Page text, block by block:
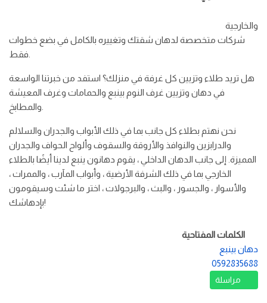
والخارجية
شركات متخصصة لدهان شقتك وتغييره بالكامل في بضع خطوات
هل تريد طلاء وتزيين كل غرفة في منزلك؟ استفد من خبرتنا الواسعة
في دهان وتزيين غرف النوم بينبع والحمامات وغرف المعيشة
نحن نهتم بطلاء كل جانب بما في ذلك الأبواب والجدران والسلالم
والدرابزين والنوافذ والأروقة والسقوف وألواح الحواف والجدران
المميزة. إلى جانب الدهان الداخلي ، يقوم دهانون ينبع لدينا أيضًا بالطلاء
الخارجي بما في ذلك الشرفة الأرضية ، وأبواب المآرب ، والممرات ،
والأسوار ، والجسور ، والبث ، والبرجولات ، اختر ما شئت وسيقومون
بإدهاشك!
الكلمات المفتاحية
دهان بينبع
0592835688
مراسلة